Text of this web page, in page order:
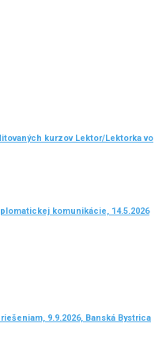
kurzov Lektor/Lektorka vo
komunikácie, 14.5.2026
9.9.2026, Banská Bystrica